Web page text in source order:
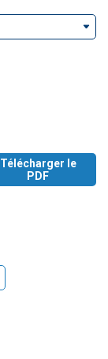
Télécharger le
PDF